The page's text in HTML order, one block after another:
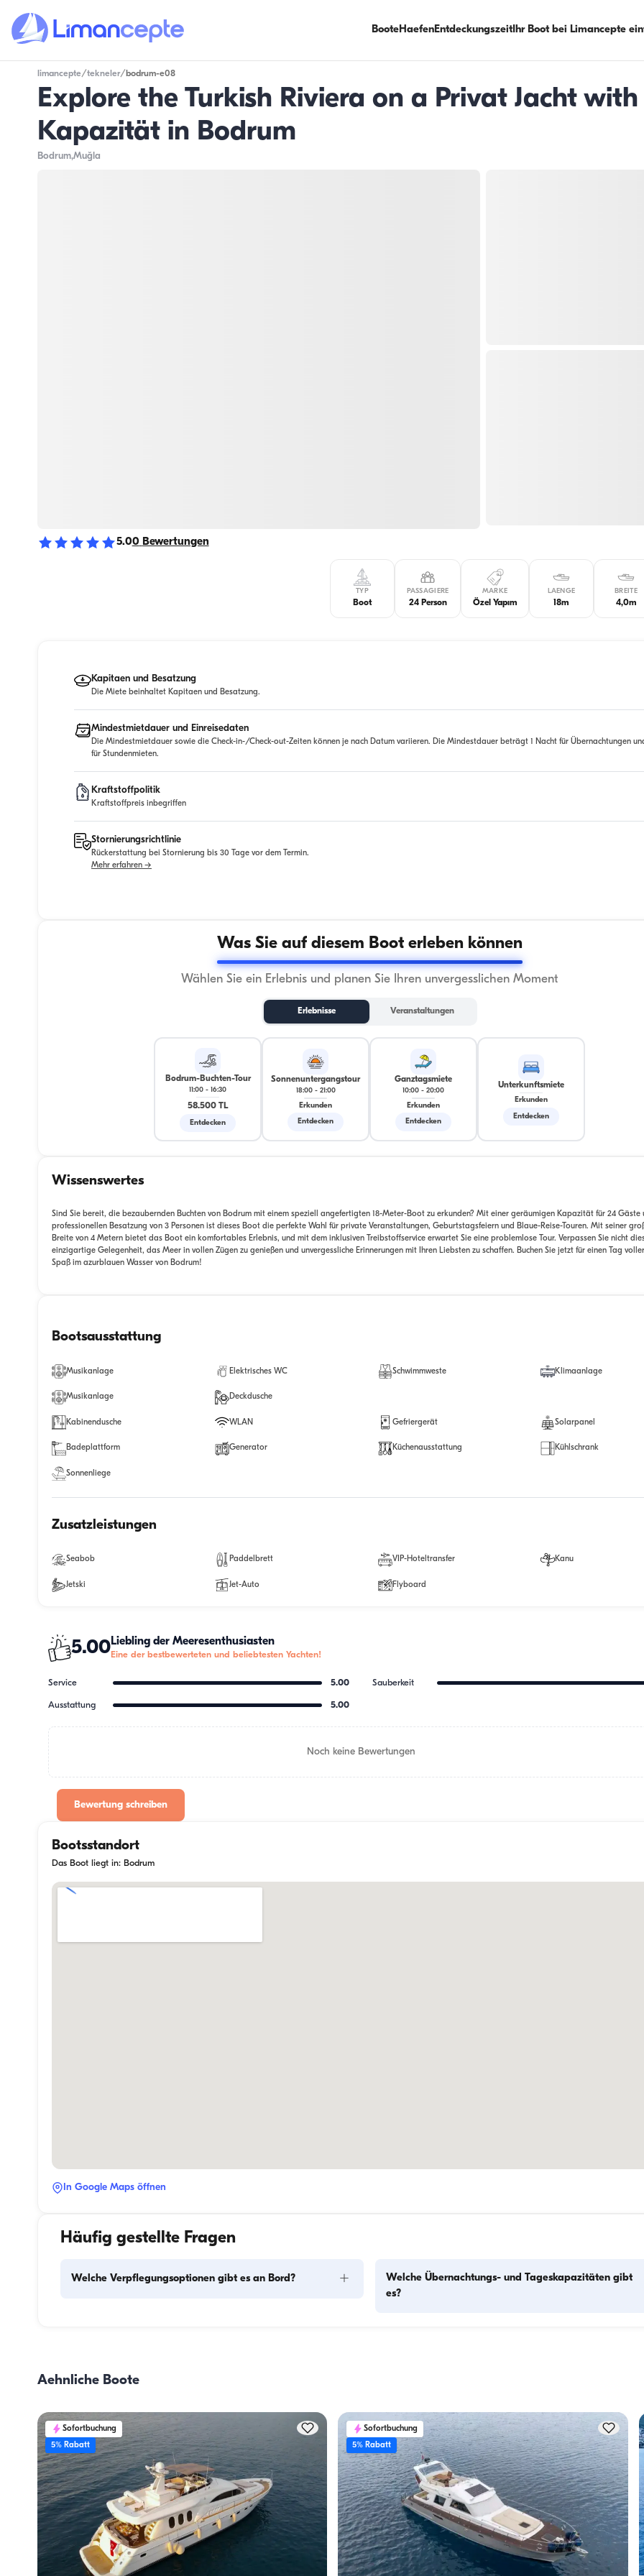
BooteHaefenEntdeckungszeitIhr Boot bei Limancepte
limancepte/tekneler/ bodrum-e08
Explore the Turkish Riviera on a Privat Jacht
Kapazität in Bodrum
Bodrum,Muğla
5.00 Bewertungen
TYP
Boot
PASSAGIERE
24 Person
MARKE
Özel Yapım
LAENGE
18m
BREITE
4,0m
Kapitaen und Besatzung
Die Miete beinhaltet Kapitaen und Besatzung.
Mindestmietdauer und Einreisedaten
Die Mindestmietdauer sowie die Check-in-/Check-out-Zeiten können je nach Datum variieren. Die Mindestdauer beträgt 1 Nacht für Übernachtungen
für Stundenmieten.
Kraftstoffpolitik
Kraftstoffpreis inbegriffen
Stornierungsrichtlinie
Rückerstattung bei Stornierung bis 30 Tage vor dem Termin.
Mehr erfahren →
Was Sie auf diesem Boot erleben können
Wählen Sie ein Erlebnis und planen Sie Ihren unvergesslichen Moment
Erlebnisse Veranstaltungen
Bodrum-Buchten-Tour
11:00 - 16:30
58.500 TL
Entdecken
Sonnenuntergangstour
18:00- 21:00
Erkunden
Entdecken
Ganztagsmiete
10:00 - 20:00
Erkunden
Entdecken
Unterkunftsmiete
Erkunden
Entdecken
Wissenswertes
Sind Sie bereit, die bezaubernden Buchten von Bodrum mit einem speziell angefertigten 18-Meter-Boot zu erkunden? Mit einer geräumigen Kapazität für 24 Gäste
professionellen Besatzung von 3 Personen ist dieses Boot die perfekte Wahl für private Veranstaltungen, Geburtstagsfeiern und Blaue-Reise-Touren. Mit seiner
Breite von 4 Metern bietet das Boot ein komfortables Erlebnis, und mit dem inklusiven Treibstoffservice erwartet Sie eine problemlose Tour. Verpassen Sie nicht
einzigartige Gelegenheit, das Meer in vollen Zügen zu genießen und unvergessliche Erinnerungen mit Ihren Liebsten zu schaffen. Buchen Sie jetzt für einen Tag
Spaß im azurblauen Wasser von Bodrum!
Bootsausstattung
Musikanlage Elektrisches WC Schwimmweste Klimaanlage
Musikanlage Deckdusche
Kabinendusche WLAN Gefriergerät Solarpanel
Badeplattform Generator Küchenausstattung Kühlschrank
Sonnenliege
Zusatzleistungen
Seabob Paddelbrett VIP-Hoteltransfer Kanu
Jetski Jet-Auto Flyboard
5.00Liebling der Meeresenthusiasten
Eine der bestbewerteten und beliebtesten Yachten!
Service 5.00 Sauberkeit
Ausstattung 5.00
Noch keine Bewertungen
Bewertung schreiben
Bootsstandort
Das Boot liegt in: Bodrum
In Google Maps öffnen
Häufig gestellte Fragen
Welche Verpflegungsoptionen gibt es an Bord? +
Zubereitung der Mahlzeiten übernimmt die Crew.
Welche Übernachtungs- und Tageskapazitäten gibt
es?
Tagesvermietungen gilt die Tageskapazität.
Aehnliche Boote
Sofortbuchung
5% Rabatt
Sofortbuchung
5% Rabatt